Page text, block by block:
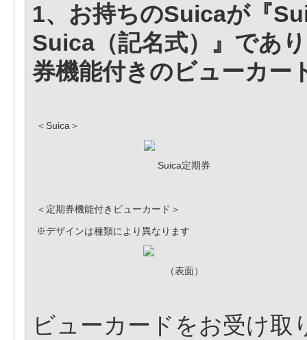
1、お持ちのSuicaが『
Suica（記名式）』であ
券機能付きのビューカー
＜Suica＞
Suica定期券
＜定期券機能付きビューカード＞
※デザインは種類により異なります
（表面）
ビューカードをお受け取